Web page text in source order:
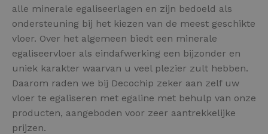
alle minerale egaliseerlagen en zijn bedoeld als
ondersteuning bij het kiezen van de meest geschikte
vloer. Over het algemeen biedt een minerale
egaliseervloer als eindafwerking een bijzonder en
uniek karakter waarvan u veel plezier zult hebben.
Daarom raden we bij Decochip zeker aan zelf uw
vloer te egaliseren met egaline met behulp van onze
producten, aangeboden voor zeer aantrekkelijke
prijzen.